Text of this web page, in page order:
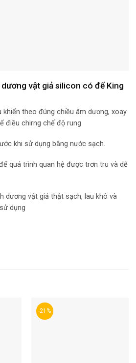
vật giả silicon có đế King
khiển theo đúng chiều âm dương, xoay
điều chirng chế độ rung
khi sử dụng bằng nước sạch.
quá trình quan hệ được trơn tru và dễ
dương vật giả thật sạch, lau khô và
dụng
-21%